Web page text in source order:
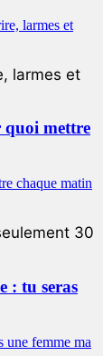
larmes et
quoi mettre
30
: tu seras